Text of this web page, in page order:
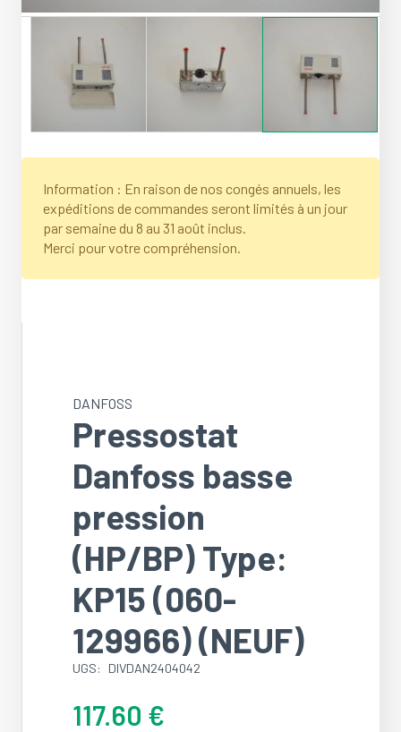
Information : En raison de nos congés annuels, les
expéditions de commandes seront limités à un jour
par semaine du 8 au 31 août inclus.
Merci pour votre compréhension.
DANFOSS
Pressostat
Danfoss basse
pression
(HP/BP) Type:
KP15 (060-
129966) (NEUF)
UGS: DIVDAN2404042
117.60 €